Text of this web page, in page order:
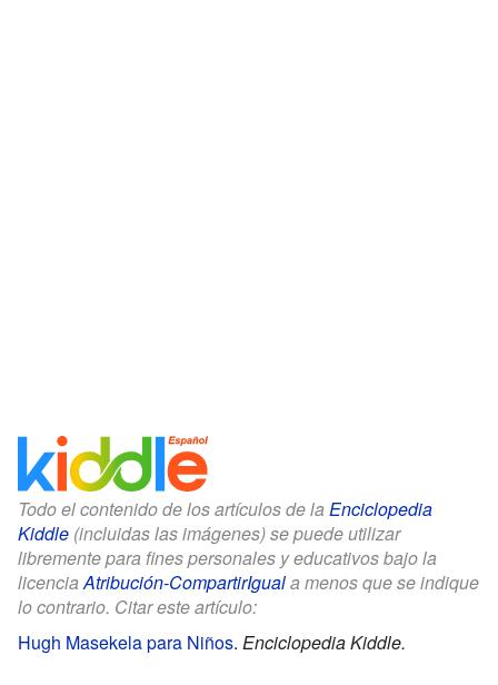
Todo el contenido de los artículos de la Enciclopedia
Kiddle (incluidas las imágenes) se puede utilizar
libremente para fines personales y educativos bajo la
licenciaAtribución-CompartirIguala menos que se indique
lo contrario. Citar este artículo:
Hugh Masekela para Niños. Enciclopedia Kiddle.